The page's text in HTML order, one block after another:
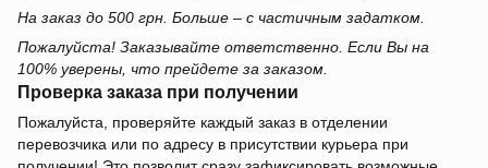
На заказ до 500 грн. Больше – с частичным задатком.
Пожалуйста! Заказывайте ответственно. Если Вы на
100% уверены, что прейдете за заказом.
Проверка заказа при получении
Пожалуйста, проверяйте каждый заказ в отделении
перевозчика или по адресу в присутствии курьера при